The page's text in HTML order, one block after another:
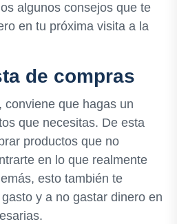
algunos consejos que te
en tu próxima visita a la
de compras
que hagas un
que necesitas. De esta
productos que no
en lo que realmente
esto también te
y a no gastar dinero en